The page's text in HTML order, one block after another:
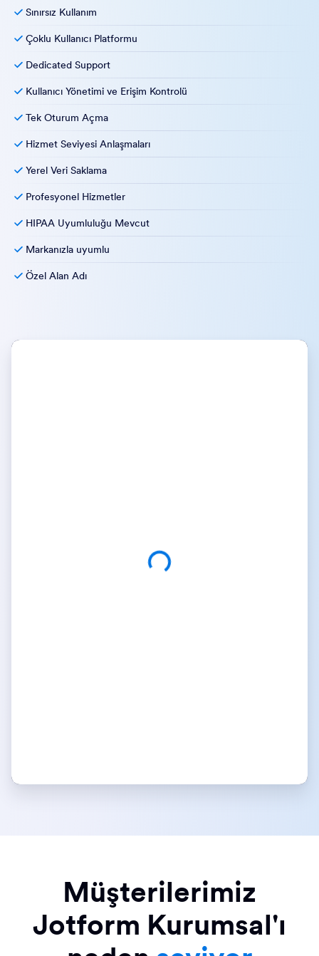
Sınırsız Kullanım
Çoklu Kullanıcı Platformu
Dedicated Support
Kullanıcı Yönetimi ve Erişim Kontrolü
Tek Oturum Açma
Hizmet Seviyesi Anlaşmaları
Yerel Veri Saklama
Profesyonel Hizmetler
HIPAA Uyumluluğu Mevcut
Markanızla uyumlu
Özel Alan Adı
Müşterilerimiz
Jotform Kurumsal'ı